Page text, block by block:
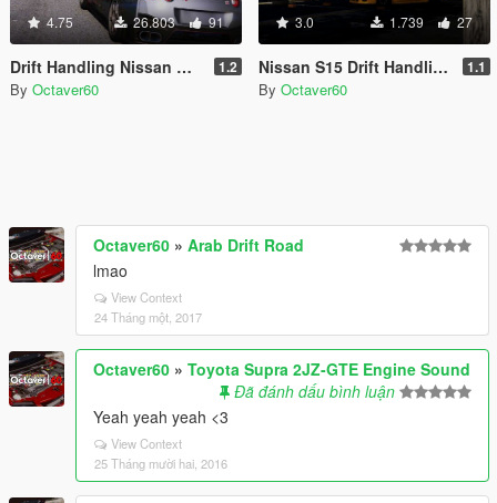
4.75 26.803 91
Drift Handling Nissan GTR Nismo (Elegy RH8) 1.2
By Octaver60
3.0 1.739 27
Nissan S15 Drift Handling 1.1
By Octaver60
Octaver60 » Arab Drift Road
lmao
View Context
24 Tháng một, 2017
Octaver60 » Toyota Supra 2JZ-GTE Engine Sound
Đã đánh dấu bình luận
Yeah yeah yeah <3
View Context
25 Tháng mười hai, 2016